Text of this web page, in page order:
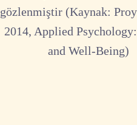
gözlenmiştir (Kaynak:
2014, Applied
and Well-Being)